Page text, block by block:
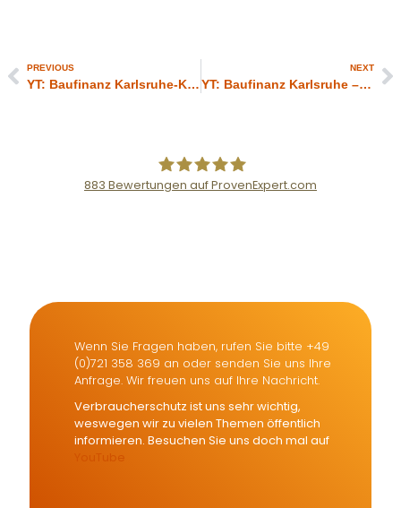
PREVIOUS
YT: Baufinanz Karlsruhe-KFW und Hausbanken
NEXT
YT: Baufinanz Karlsruhe – Über uns (Video 1)
Finanzberater Karlsruhe
883 Bewertungen auf ProvenExpert.com
Wenn Sie Fragen haben, rufen Sie bitte +49
(0)721 358 369 an oder senden Sie uns Ihre
Anfrage. Wir freuen uns auf Ihre Nachricht.
Verbraucherschutz ist uns sehr wichtig,
weswegen wir zu vielen Themen öffentlich
informieren. Besuchen Sie uns doch mal auf
YouTube